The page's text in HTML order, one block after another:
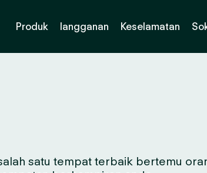
Produk langganan Keselamatan
satu tempat terbaik bertemu